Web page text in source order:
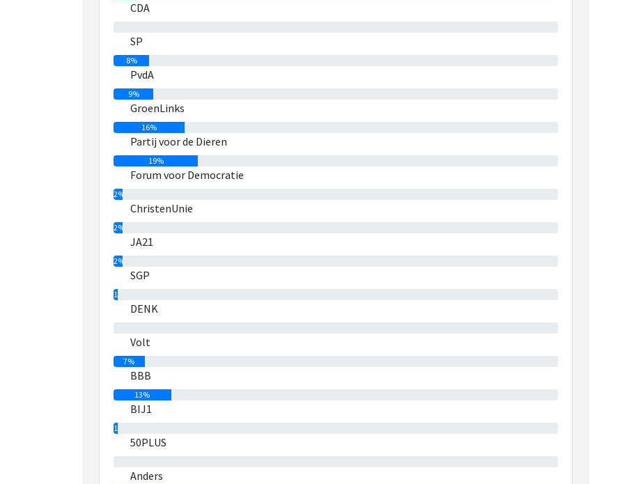
CDA
SP
8%
PvdA
9%
GroenLinks
16%
Partij voor de Dieren
19%
Forum voor Democratie
2%
ChristenUnie
2%
JA21
2%
SGP
1%
DENK
Volt
7%
BBB
13%
BIJ1
1%
50PLUS
Anders